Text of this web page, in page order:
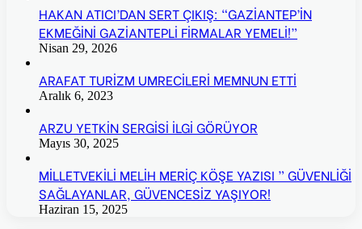
HAKAN ATICI’DAN SERT ÇIKIŞ: “GAZİANTEP’İN
EKMEĞİNİ GAZİANTEPLİ FİRMALAR YEMELİ!”
Nisan 29, 2026
ARAFAT TURİZM UMRECİLERİ MEMNUN ETTİ
Aralık 6, 2023
ARZU YETKİN SERGİSİ İLGİ GÖRÜYOR
Mayıs 30, 2025
MİLLETVEKİLİ MELİH MERİÇ KÖŞE YAZISI ” GÜVENLİĞİ
SAĞLAYANLAR, GÜVENCESİZ YAŞIYOR!
Haziran 15, 2025